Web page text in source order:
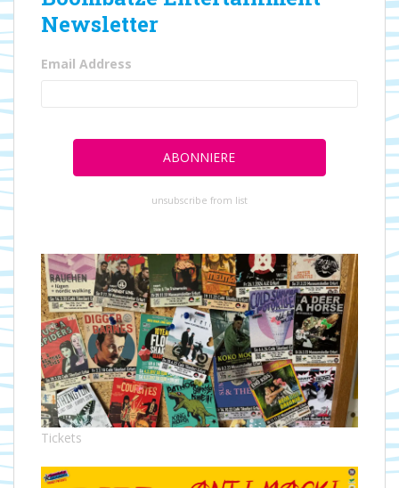
Newsletter
Email Address
unsubscribe from list
Tickets